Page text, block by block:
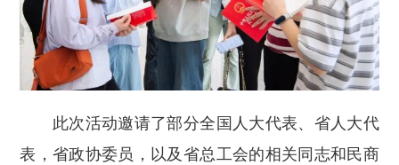
此次活动邀请了部分全国人大代表、省人大代
表，省政协委员，以及省总工会的相关同志和民商